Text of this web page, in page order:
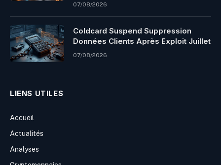
07/08/2026
Coldcard Suspend Suppression
Données Clients Après Exploit Juillet
07/08/2026
LIENS UTILES
Accueil
Actualités
Analyses